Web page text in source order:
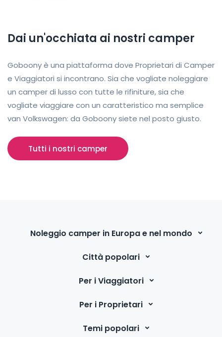
Dai un'occhiata ai nostri camper
Goboony è una piattaforma dove Proprietari di Camper
e Viaggiatori si incontrano. Sia che vogliate noleggiare
un camper di lusso con tutte le rifiniture, sia che
vogliate viaggiare con un caratteristico ma semplice
van Volkswagen: da Goboony siete nel posto giusto.
Tutti i nostri camper
Noleggio camper in Europa e nel mondo
Città popolari
Per i Viaggiatori
Per i Proprietari
Temi popolari